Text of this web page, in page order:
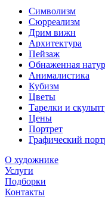
Символизм
Сюрреализм
Дрим вижн
Архитектура
Пейзаж
Обнаженная
Анималистика
Кубизм
Цветы
Тарелки и
Цены
Портрет
Графический
О художнике
Услуги
Подборки
Контакты